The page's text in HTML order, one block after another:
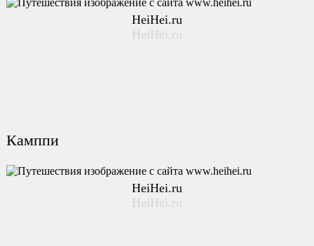
HeiHei.ru
HeiHei.ru
Камппи
HeiHei.ru
HeiHei.ru